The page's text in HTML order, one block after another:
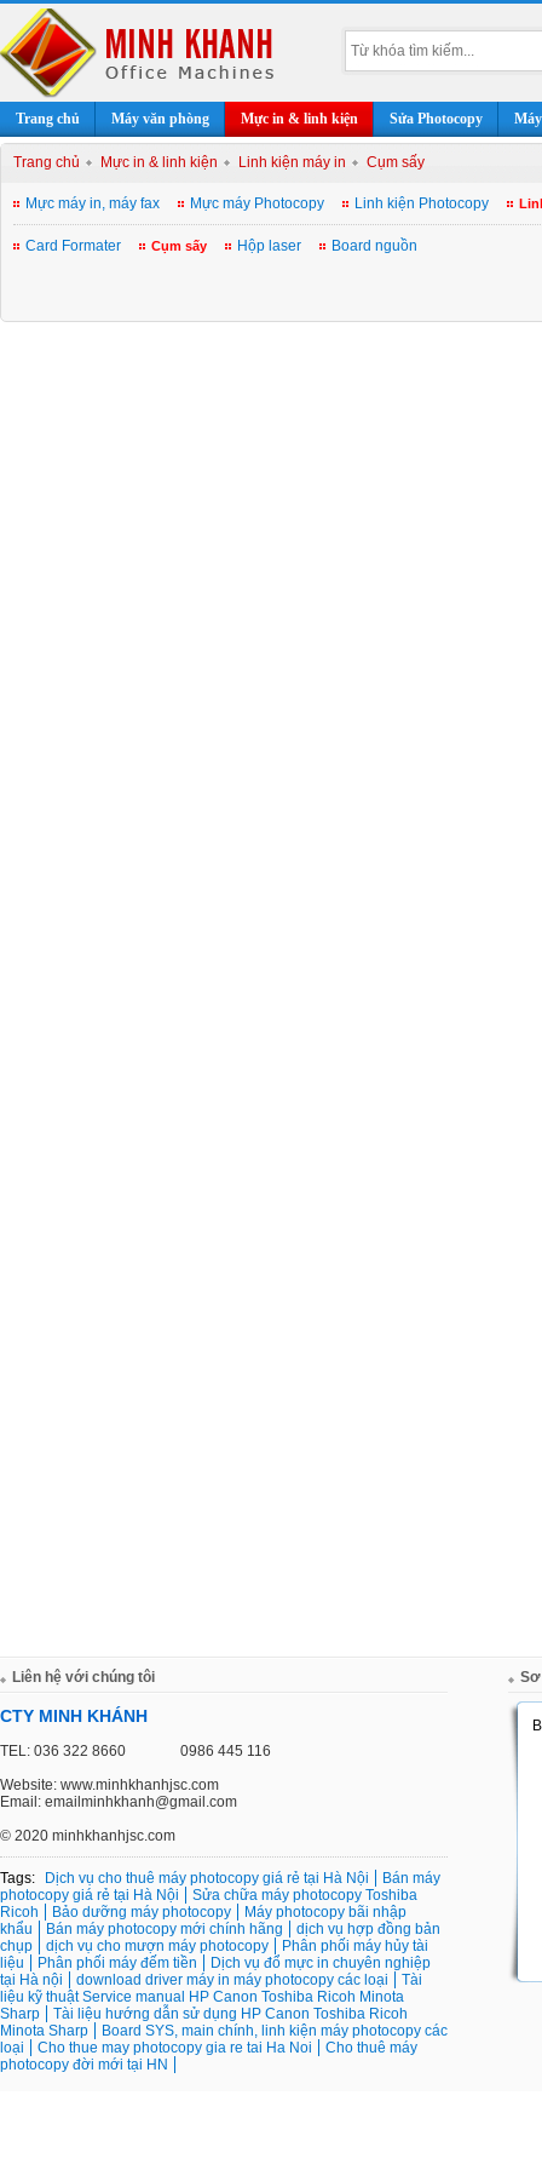
Trang chủ Máy văn phòng Mực in & linh kiện Sửa Photocopy
Trang chủ Mực in & linh kiện Linh kiện máy in Cụm sấy
Mực máy in, máy fax Mực máy Photocopy Linh kiện Photocopy
Card Formater Cụm sấy Hộp laser Board nguồn
Liên hệ với chúng tôi
CTY MINH KHÁNH
TEL: 036 322 8660 0986 445 116
Website: www.minhkhanhjsc.com
Email: emailminhkhanh@gmail.com
© 2020 minhkhanhjsc.com
Tags: Dịch vụ cho thuê máy photocopy giá rẻ tại Hà Nội
Bán máy
photocopy giá rẻ tại Hà Nội
Sửa chữa máy photocopy Toshiba
Ricoh
Bảo dưỡng máy photocopy
Máy photocopy bãi nhập
khẩu
Bán máy photocopy mới chính hãng
dịch vụ hợp đồng bản
chụp
dịch vụ cho mượn máy photocopy
Phân phối máy hủy tài
liệu
Phân phối máy đếm tiền
Dịch vụ đổ mực in chuyên nghiệp
tại Hà nội
download driver máy in máy photocopy các loại
Tài
liệu kỹ thuật Service manual HP Canon Toshiba Ricoh Minota
Sharp
Tài liệu hướng dẫn sử dụng HP Canon Toshiba Ricoh
Minota Sharp
Board SYS, main chính, linh kiện máy photocopy các
loại
Cho thue may photocopy gia re tai Ha Noi
Cho thuê máy
photocopy đời mới tại HN